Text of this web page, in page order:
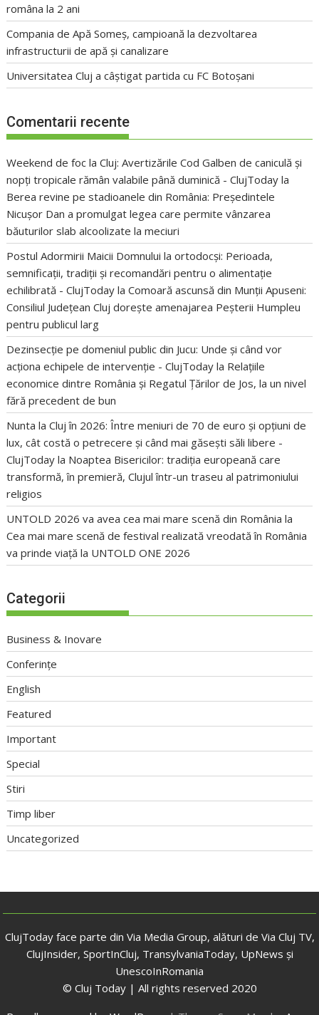
româna la 2 ani
Compania de Apă Someș, campioană la dezvoltarea
infrastructurii de apă și canalizare
Universitatea Cluj a câștigat partida cu FC Botoșani
Comentarii recente
Weekend de foc la Cluj: Avertizările Cod Galben de caniculă și
nopți tropicale rămân valabile până duminică - ClujToday la
Berea revine pe stadioanele din România: Președintele
Nicușor Dan a promulgat legea care permite vânzarea
băuturilor slab alcoolizate la meciuri
Postul Adormirii Maicii Domnului la ortodocși: Perioada,
semnificații, tradiții și recomandări pentru o alimentație
echilibrată - ClujToday laComoară ascunsă din Munții Apuseni:
Consiliul Județean Cluj dorește amenajarea Peșterii Humpleu
pentru publicul larg
Dezinsecție pe domeniul public din Jucu: Unde și când vor
acționa echipele de intervenție - ClujToday la Relațiile
economice dintre România și Regatul Țărilor de Jos, la un nivel
fără precedent de bun
Nunta la Cluj în 2026: Între meniuri de 70 de euro și opțiuni de
lux, cât costă o petrecere și când mai găsești săli libere -
ClujToday la Noaptea Bisericilor: tradiția europeană care
transformă, în premieră, Clujul într-un traseu al patrimoniului
religios
UNTOLD 2026 va avea cea mai mare scenă din România la
Cea mai mare scenă de festival realizată vreodată în România
va prinde viață la UNTOLD ONE 2026
Categorii
Business & Inovare
Conferințe
English
Featured
Important
Special
Stiri
Timp liber
Uncategorized
ClujToday face parte din Via Media Group, alături de Via Cluj TV,
ClujInsider, SportInCluj, TransylvaniaToday, UpNews și
UnescoInRomania
© Cluj Today | All rights reserved 2020